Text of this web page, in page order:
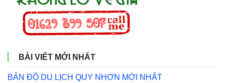
BÀI VIẾT MỚI NHẤT
BẢN ĐỒ DU LỊCH QUY NHƠN MỚI NHẤT